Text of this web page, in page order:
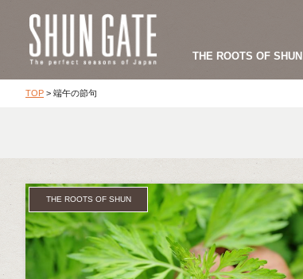
THE ROOTS OF SHUN
TOP > 端午の節句
THE ROOTS OF SHUN